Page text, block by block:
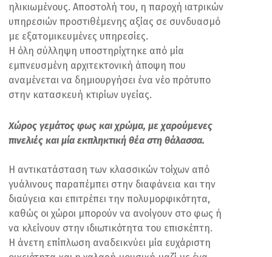
ηλικιωμένους. Αποστολή του, η παροχή ιατρικών
υπηρεσιών προστιθέμενης αξίας σε συνδυασμό
με εξατομικευμένες υπηρεσίες.
Η όλη σύλληψη υποστηρίχτηκε από μία
εμπνευσμένη αρχιτεκτονική άποψη που
αναμένεται να δημιουργήσει ένα νέο πρότυπο
στην κατασκευή κτιρίων υγείας.
Χώρος γεμάτος φως και χρώμα, με χαρούμενες
πινελιές και μία εκπληκτική θέα στη θάλασσα.
Η αντικατάσταση των κλασσικών τοίχων από
γυάλινους παραπέμπει στην διαφάνεια και την
διαύγεια και επιτρέπει την πολυμορφικότητα,
καθώς οι χώροι μπορούν να ανοίγουν στο φως ή
να κλείνουν στην ιδιωτικότητα του επισκέπτη.
Η άνετη επίπλωση αναδεικνύει μία ευχάριστη